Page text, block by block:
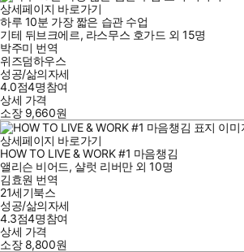
상세페이지 바로가기
하루 10분 가장 짧은 습관 수업
기테 뒤브크에르, 라스무스 호가드 외15명
박주미 번역
위즈덤하우스
성공/삶의자세
4.0점4명참여
상세 가격
소장 9,660원
상세페이지 바로가기
HOW TO LIVE & WORK #1 마음챙김
앨리슨 비어드,샬럿 리버만외10명
김효원 번역
21세기북스
성공/삶의자세
4.3점4명참여
상세 가격
소장 8,800원